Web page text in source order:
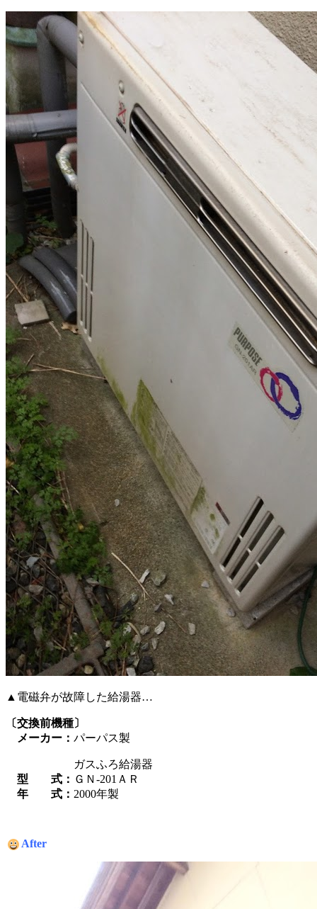
▲電磁弁が故障した給湯器…
〔交換前機種〕
メーカー： パーパス製
ガスふろ給湯器
型 式： ＧＮ-201ＡＲ
年 式： 2000年製
After